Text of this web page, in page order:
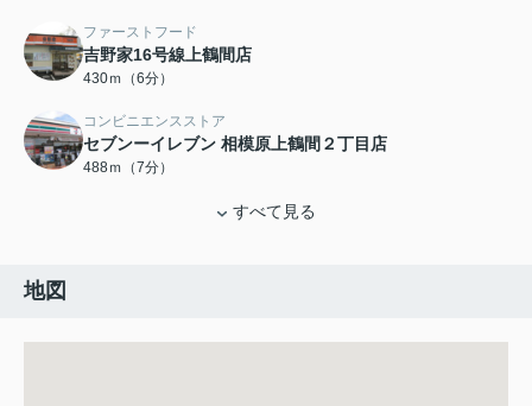
ファーストフード
吉野家16号線上鶴間店
430ｍ（6分）
コンビニエンスストア
セブンーイレブン 相模原上鶴間２丁目店
488ｍ（7分）
すべて見る
地図